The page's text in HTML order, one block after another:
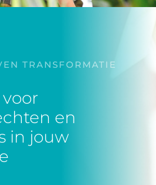
TRANSFORMATIE
en
in jouw